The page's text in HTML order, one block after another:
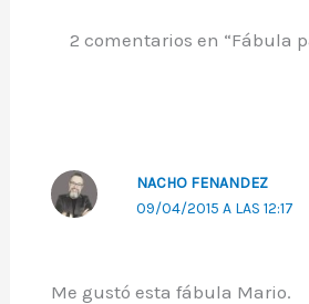
2 comentarios en “Fábula
NACHO FENANDEZ
09/04/2015 A LAS 12:17
Me gustó esta fábula Mario.